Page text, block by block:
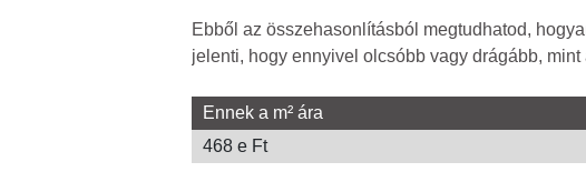
Ebből az összehasonlításból megtudhatod,
jelenti, hogy ennyivel olcsóbb vagy drágább,
Ennek a m² ára
468 e Ft